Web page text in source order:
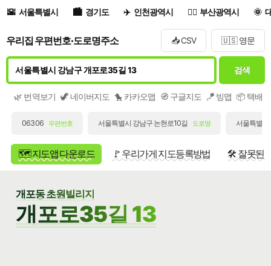
서울특별시 경기도 인천광역시 부산광역시
우리집 우편번호·도로명주소 📥 CSV 🇺🇸 영문
검색
🌿 번역보기 🦖 네이버지도 🐤 카카오맵 🧭 구글지도 🪁 빙맵 📦 택배/
06306 우편번호 서울특별시 강남구 논현로10길 도로명 서울특별
🗺️ 지도앱 다운로드 🚩 우리가게 지도등록방법 🛠️ 잘못된
개포동 초원빌리지
개포로35길 13